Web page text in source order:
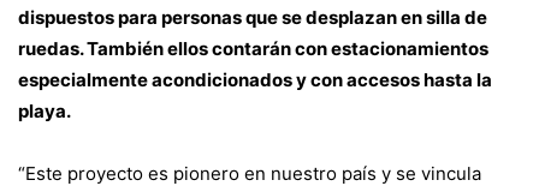
dispuestos para personas que se desplazan en silla de
ruedas. También ellos contarán con estacionamientos
especialmente acondicionados y con accesos hasta la
playa.
“Este proyecto es pionero en nuestro país y se vincula